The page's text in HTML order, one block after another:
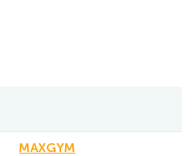
MAXGYM